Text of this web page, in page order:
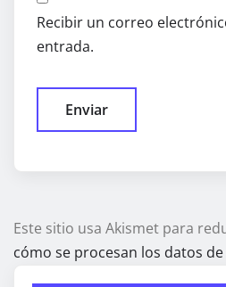
Recibir un correo
entrada.
Este sitio usa Akismet para
cómo se procesan los datos